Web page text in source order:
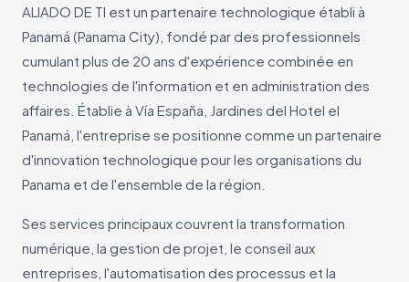
ALIADO DE TI est un partenaire technologique établi à
Panamá (Panama City), fondé par des professionnels
cumulant plus de 20 ans d'expérience combinée en
technologies de l'information et en administration des
affaires. Établie à Vía España, Jardines del Hotel el
Panamá, l'entreprise se positionne comme un partenaire
d'innovation technologique pour les organisations du
Panama et de l'ensemble de la région.
Ses services principaux couvrent la transformation
numérique, la gestion de projet, le conseil aux
entreprises, l'automatisation des processus et la